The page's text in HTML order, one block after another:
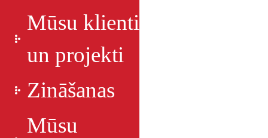
Mūsu klienti
un projekti
Zināšanas
Mūsu